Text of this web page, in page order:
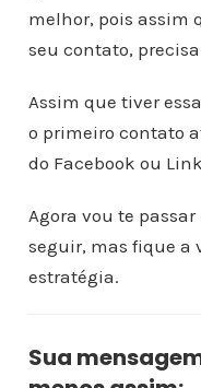
melhor, pois assim
seu contato,
Assim que tiver
o primeiro contato
do Facebook ou
Agora vou te
seguir, mas fique a
estratégia.
Sua